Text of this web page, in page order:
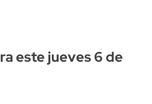
este jueves 6 de